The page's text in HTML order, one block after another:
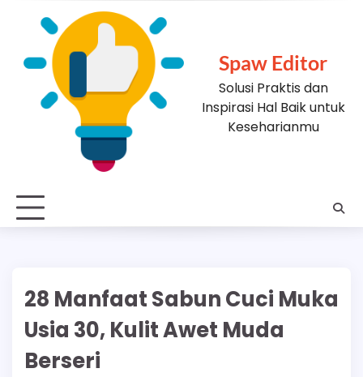
Spaw Editor
Solusi Praktis dan
Inspirasi Hal Baik untuk
Keseharianmu
28 Manfaat Sabun Cuci Muka
Usia 30, Kulit Awet Muda
Berseri